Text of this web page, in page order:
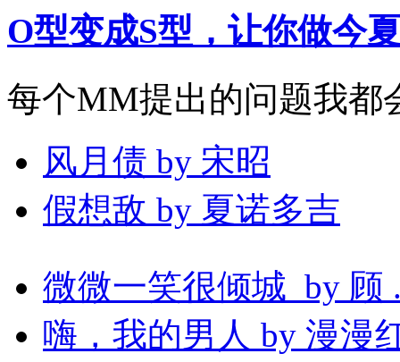
O型变成S型，让你做今
每个MM提出的问题我都
风月债 by 宋昭
假想敌 by 夏诺多吉
微微一笑很倾城 by 顾
嗨，我的男人 by 漫漫